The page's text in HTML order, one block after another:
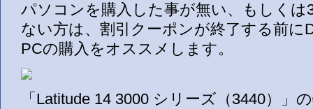
パソコンを購入した事が無い、もしくは
ない方は、割引クーポンが終了する前に
PCの購入をオススメします。
「Latitude 14 3000 シリーズ（3440）」